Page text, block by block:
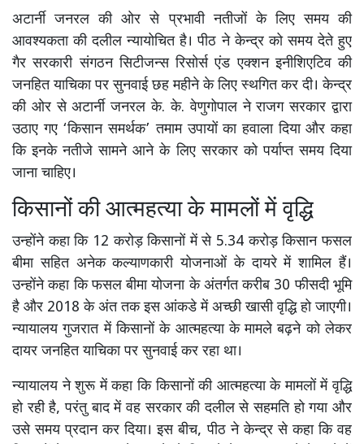
अटार्नी जनरल की ओर से प्रभावी नतीजों के लिए समय की
आवश्यकता की दलील न्यायोचित है। पीठ ने केन्द्र को समय देते हुए
गैर सरकारी संगठन सिटीजन्स रिसोर्स एंड एक्शन इनीशिएटिव की
जनहित याचिका पर सुनवाई छह महीने के लिए स्थगित कर दी। केन्द्र
की ओर से अटार्नी जनरल के. के. वेणुगोपाल ने राजग सरकार द्वारा
उठाए गए ‘किसान समर्थक’ तमाम उपायों का हवाला दिया और कहा
कि इनके नतीजे सामने आने के लिए सरकार को पर्याप्त समय दिया
जाना चाहिए।
किसानों की आत्महत्या के मामलों में वृद्धि
उन्होंने कहा कि 12 करोड़ किसानों में से 5.34 करोड़ किसान फसल
बीमा सहित अनेक कल्याणकारी योजनाओं के दायरे में शामिल हैं।
उन्होंने कहा कि फसल बीमा योजना के अंतर्गत करीब 30 फीसदी भूमि
है और 2018 के अंत तक इस आंकडे में अच्छी खासी वृद्धि हो जाएगी।
न्यायालय गुजरात में किसानों के आत्महत्या के मामले बढ़ने को लेकर
दायर जनहित याचिका पर सुनवाई कर रहा था।
न्यायालय ने शुरू में कहा कि किसानों की आत्महत्या के मामलों में वृद्धि
हो रही है, परंतु बाद में वह सरकार की दलील से सहमति हो गया और
उसे समय प्रदान कर दिया। इस बीच, पीठ ने केन्द्र से कहा कि वह